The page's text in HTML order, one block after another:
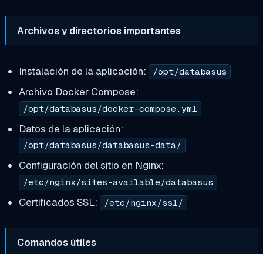
Archivos y directorios importantes
Instalación de la aplicación: /opt/databasus
Archivo Docker Compose:
/opt/databasus/docker-compose.yml
Datos de la aplicación:
/opt/databasus/databasus-data/
Configuración del sitio en Nginx:
/etc/nginx/sites-available/databasus
Certificados SSL: /etc/nginx/ssl/
Comandos útiles